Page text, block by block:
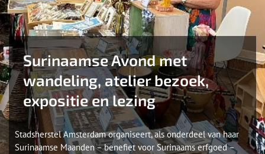
Surinaamse Avond met
wandeling, atelier bezoek,
expositie en lezing
Stadsherstel Amsterdam organiseert, als onderdeel van haar
Surinaamse Maanden – benefiet voor Surinaams erfgoed –